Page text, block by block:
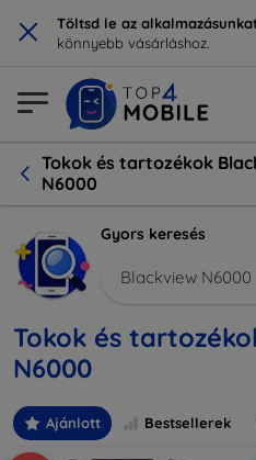
× Töltsd le az
könnyebb vásárláshoz.
Tokok és tartozékok
N6000
Gyors keresés
Blackview N6000
Tokok és
N6000
Ajánlott Bestsellerek